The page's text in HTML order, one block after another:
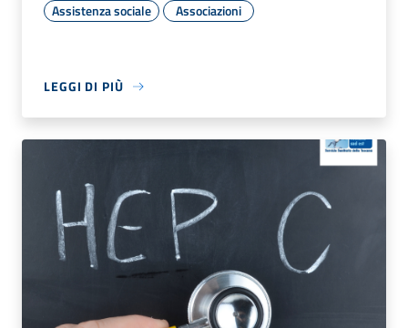
Assistenza sociale Associazioni
LEGGI DI PIÙ